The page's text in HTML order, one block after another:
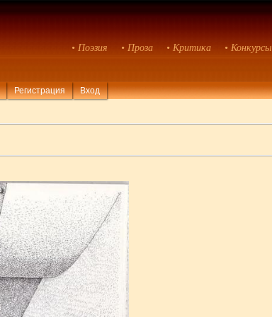
• Поэзия • Проза • Критика • Конкурсы
Регистрация Вход